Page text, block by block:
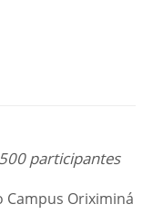
participantes
Campus Oriximiná